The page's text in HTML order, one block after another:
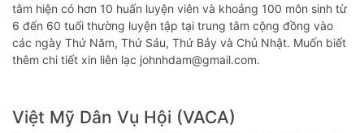
tâm hiện có hơn 10 huấn luyện viên và khoảng 100 môn sinh từ
6 đến 60 tuổi thường luyện tập tại trung tâm cộng đồng vào
các ngày Thứ Năm, Thứ Sáu, Thứ Bảy và Chủ Nhật. Muốn biết
thêm chi tiết xin liên lạc johnhdam@gmail.com.
Việt Mỹ Dân Vụ Hội (VACA)